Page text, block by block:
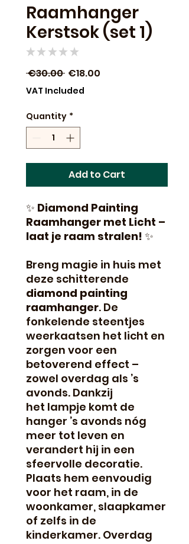
Raamhanger
Kerstsok (set 1)
★ ★ ★ ★ ★
€30.00 Regular
Price
€18.00
VAT Included
Quantity *
Add to Cart
✨ Diamond Painting
Raamhanger met Licht –
laat je raam stralen! ✨
Breng magie in huis met
deze schitterende
diamond painting
raamhanger. De
fonkelende steentjes
weerkaatsen het licht en
zorgen voor een
betoverend effect –
zowel overdag als ’s
avonds. Dankzij
het lampje komt de
hanger ’s avonds nóg
meer tot leven en
verandert hij in een
sfeervolle decoratie.
Plaats hem eenvoudig
voor het raam, in de
woonkamer, slaapkamer
of zelfs in de
kinderkamer. Overdag